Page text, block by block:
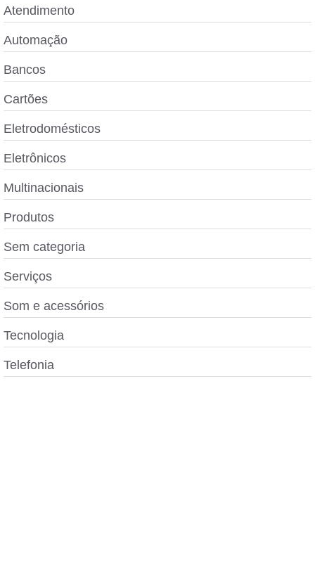
Atendimento
Automação
Bancos
Cartões
Eletrodomésticos
Eletrônicos
Multinacionais
Produtos
Sem categoria
Serviços
Som e acessórios
Tecnologia
Telefonia